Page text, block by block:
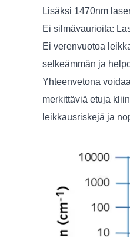
Lisäksi 1470nm
Ei silmävaurioita:
Ei verenvuotoa
selkeämmän ja
Yhteenvetona
merkittäviä etuja
leikkausriskejä ja